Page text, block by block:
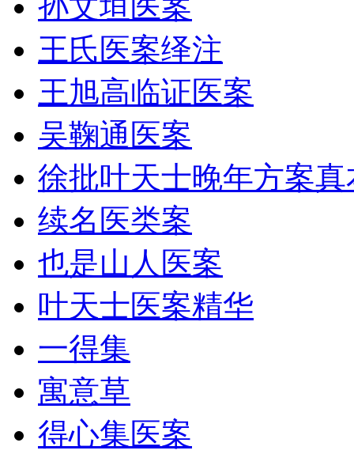
王氏医案绎注
王旭高临证医案
吴鞠通医案
徐批叶天士晚年方案真
续名医类案
也是山人医案
叶天士医案精华
一得集
寓意草
得心集医案